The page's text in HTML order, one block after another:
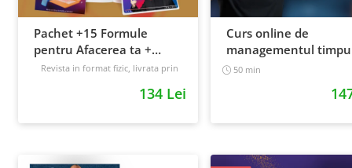
Pachet +15 Formule
pentru Afacerea ta +
Prompt-uri dedicate +
Revista in format fizic, livrata prin
134 Lei
Curs online de
managementul
cum sa prioritizezi si
50 min